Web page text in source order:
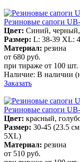
Резиновые сапоги
Цвет: Синий,
Размер: L: 38-39 XL:
Материал: резина
от 680 руб.
при тираже от 100 шт.
Наличие: В наличии
Заказать
Резиновые сапоги
Цвет: красный,
Размер: 30-45 (23.5
5XL)
Материал: резина
от 510 руб.